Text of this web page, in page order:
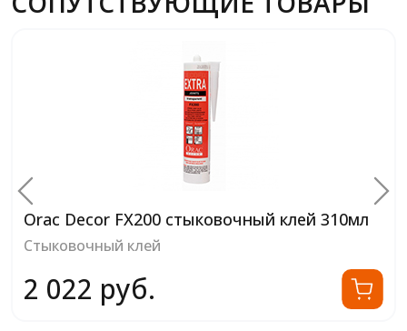
Orac Decor FX200 стыковочный клей 310мл
Стыковочный клей
2 022 руб.